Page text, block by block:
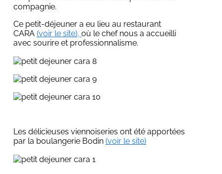
compagnie.
Ce petit-déjeuner a eu lieu au restaurant
CARA (voir le site), où le chef nous a accueilli
avec sourire et professionnalisme.
Les délicieuses viennoiseries ont été apportées
par la boulangerie Bodin (voir le site)